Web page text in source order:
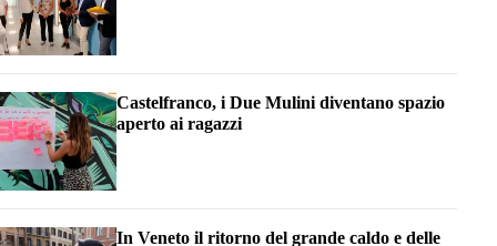
Castelfranco, i Due Mulini diventano spazio
aperto ai ragazzi
In Veneto il ritorno del grande caldo e delle